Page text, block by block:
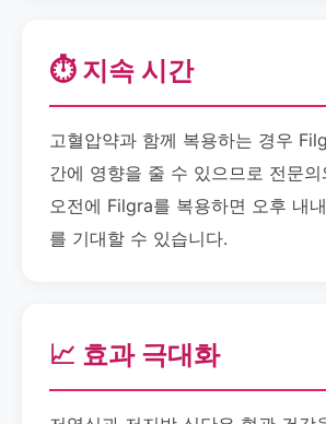
⏱️ 지속 시간
고혈압약과 함께 복용하는 경우
간에 영향을 줄 수 있으므로 전문
오전에 Filgra를 복용하면 오후 내
를 기대할 수 있습니다.
📈 효과 극대화